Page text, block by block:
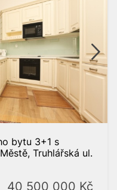
bytu 3+1 s
Truhlářská ul.
40 500 000 Kč